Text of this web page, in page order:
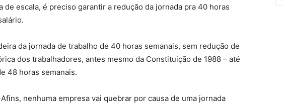
de escala, é preciso garantir a redução da jornada pra 40 horas
da jornada de trabalho de 40 horas semanais, sem redução de
dos trabalhadores, antes mesmo da Constituição de 1988 – até
48 horas semanais.
nenhuma empresa vai quebrar por causa de uma jornada